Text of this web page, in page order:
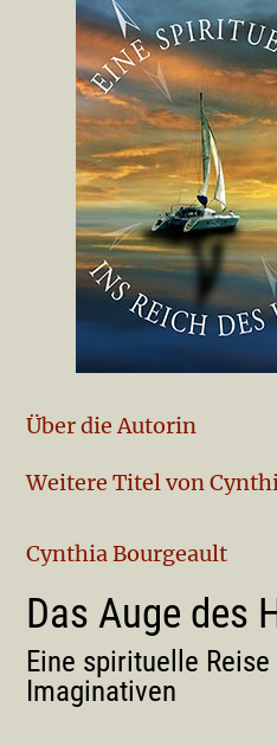
Über die Autorin
Weitere Titel von
Cynthia Bourgeault
Das Auge des
Eine spirituelle
Imaginativen